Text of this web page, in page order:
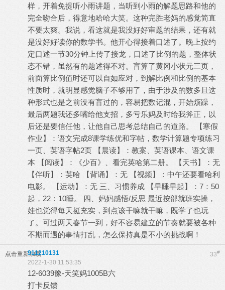
样，开着免提听小雨讲题，当听到小雨的解题思路和他的
完全吻合后，得意地哈哈大笑。这种完胜老妈的感觉简直
不要太爽。我说，看这就是我没好好审题的结果，还有就
是没好好读你的数学书。他开心得接着口述了。晚上按约
定口述一节30分钟上传了接龙，口述了比例的题，整体状
态不错，虽然有的题述得不对。盲算了黄冈小状元三页，
前面算比例值时还可以自如应对，到解比例和比例的基本
性质时，就明显感觉脑子不够用了，由于涉及的数多且这
种形式也是之前没有盲过的，容易把数记混，开始烦躁，
最后两题我还多嘴给他支招，多亏乐妈及时给我斧正，以
后还是要信任他，让他自己思考总结自己的道路。 【寒假
作业】：语文完成8课学练优和字帖，数学计算题专项练习
一页、英语字帖2页 【晨读】：教案、英语课本、语文课
本 【阅读】：《少百》、看完英哈第二册。 【天书】：无
【伴听】：英哈 【背诵】：无 【视频】：中午还要看哈利
电影。 【运动】：无 三、习惯养成 【早睡早起】：7：50
起，22：10睡。 四、妈妈感悟/反思 最近按部就班实操，
娃也觉得每天挺充实，到点该干嘛就干嘛，既学了也玩
了。可过两天春节一到，好不容易建立的节奏就要被各种
不期而遇的事情打乱，怎么保持真是不小的挑战啊！
点击重新加载 33#
911210131
2022-1-30 11:53:35
12-6039豫-天笑妈1005B六
打卡反馈